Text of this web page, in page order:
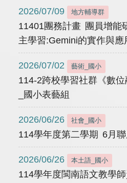
2026/07/09 地方輔導群
11401團務計畫 團員增能
主學習:Gemini的實作與應
2026/07/02 藝術_國小
114-2跨校學習社群《數位
_國小表藝組
2026/06/26 社會_國小
114學年度第二學期 6月
2026/06/26 本土語_國小
114學年度閩南語文教學